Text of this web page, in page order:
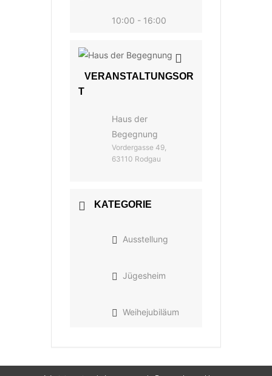
10:00 - 16:00
VERANSTALTUNGSOR
T
Haus der
Begegnung
Vordergasse 49,
63110 Rodgau
KATEGORIE
Ausstellung
Jügesheim
Weihejubiläum